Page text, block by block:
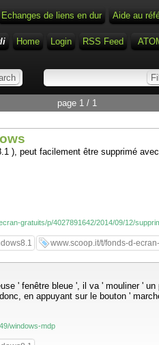
Echanges de liens en dur Aide au
Home Login RSS Feed
page 1 / 1
peut facilement être supprimé
gratuits/p/4027891642/2014/09/12/
www.scoop.it/t/fonds-d-
' fenêtre bleue ', il va ' mouliner '
en appuyant sur le bouton '
windows-mdp